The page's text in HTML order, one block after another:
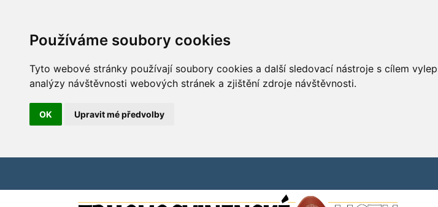
Používáme soubory cookies
Tyto webové stránky používají soubory cookies a další sledovací nástroje s cílem
analýzy návštěvnosti webových stránek a zjištění zdroje návštěvnosti.
OK Upravit mé předvolby